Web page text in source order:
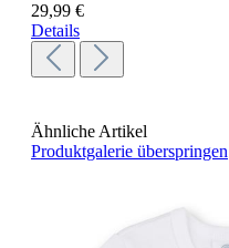
29,99 €
Details
Ähnliche Artikel
Produktgalerie überspringen